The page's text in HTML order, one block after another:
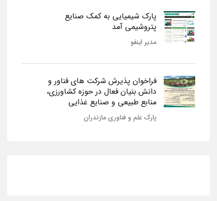
پارک شیمیایی به کمک صنایع
پتروشیمی آمد
مدیر اینفو
فراخوان پذیرش شرکت های فناور و
دانش بنیان فعال در حوزه کشاورزی،
منابع طبیعی و صنایع غذایی
پارک علم و فناوری مازندران